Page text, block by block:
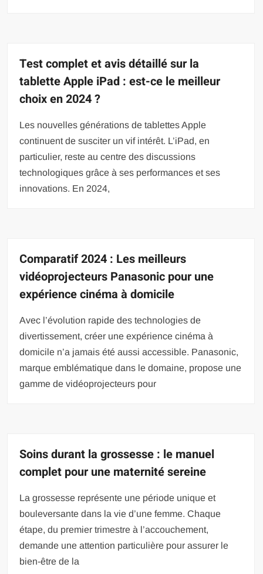
Test complet et avis détaillé sur la
tablette Apple iPad : est-ce le meilleur
choix en 2024 ?
Les nouvelles générations de tablettes Apple
continuent de susciter un vif intérêt. L’iPad, en
particulier, reste au centre des discussions
technologiques grâce à ses performances et ses
innovations. En 2024,
Comparatif 2024 : Les meilleurs
vidéoprojecteurs Panasonic pour une
expérience cinéma à domicile
Avec l’évolution rapide des technologies de
divertissement, créer une expérience cinéma à
domicile n’a jamais été aussi accessible. Panasonic,
marque emblématique dans le domaine, propose une
gamme de vidéoprojecteurs pour
Soins durant la grossesse : le manuel
complet pour une maternité sereine
La grossesse représente une période unique et
bouleversante dans la vie d’une femme. Chaque
étape, du premier trimestre à l’accouchement,
demande une attention particulière pour assurer le
bien-être de la